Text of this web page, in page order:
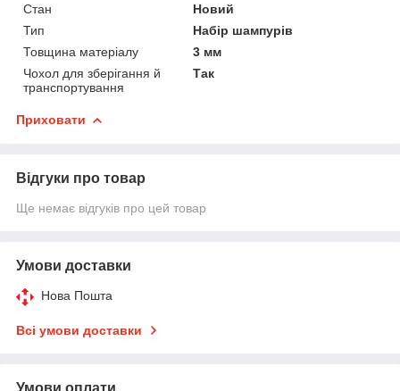
Стан
Новий
Тип
Набір шампурів
Товщина матеріалу
3 мм
Чохол для зберігання й
транспортування
Так
Приховати
Відгуки про товар
Ще немає відгуків про цей товар
Умови доставки
Нова Пошта
Всі умови доставки
Умови оплати